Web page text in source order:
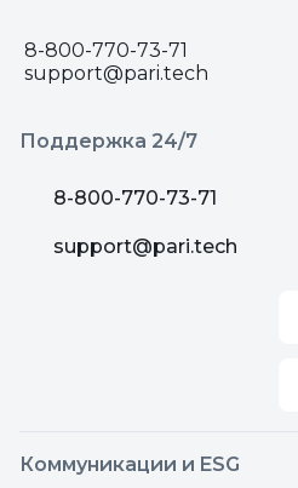
8-800-770-73-71
support@pari.tech
Поддержка 24/7
8-800-770-73-71
support@pari.tech
Коммуникации и ESG